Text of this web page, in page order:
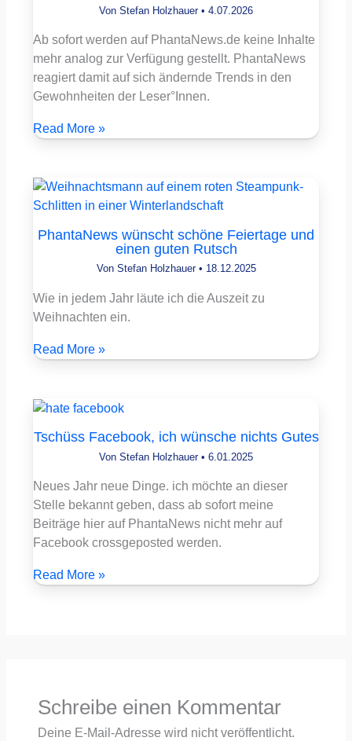
Von Stefan Holzhauer • 4.07.2026
Ab sofort werden auf PhantaNews.de keine Inhalte
mehr analog zur Verfügung gestellt. PhantaNews
reagiert damit auf sich ändernde Trends in den
Gewohnheiten der Leser°Innen.
Read More »
PhantaNews wünscht schöne Feiertage und
einen guten Rutsch
Von Stefan Holzhauer • 18.12.2025
Wie in jedem Jahr läute ich die Auszeit zu
Weihnachten ein.
Read More »
Tschüss Facebook, ich wünsche nichts Gutes
Von Stefan Holzhauer • 6.01.2025
Neues Jahr neue Dinge. ich möchte an dieser
Stelle bekannt geben, dass ab sofort meine
Beiträge hier auf PhantaNews nicht mehr auf
Facebook crossgeposted werden.
Read More »
Schreibe einen Kommentar
Deine E-Mail-Adresse wird nicht veröffentlicht.